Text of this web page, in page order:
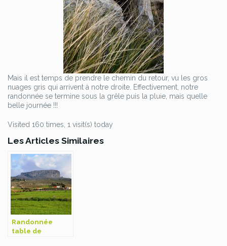
Mais il est temps de prendre le chemin du retour, vu les gros
nuages gris qui arrivent à notre droite. Effectivement, notre
randonnée se termine sous la grêle puis la pluie, mais quelle
belle journée !!!
Visited 160 times, 1 visit(s) today
Les Articles Similaires
Randonnée
table de